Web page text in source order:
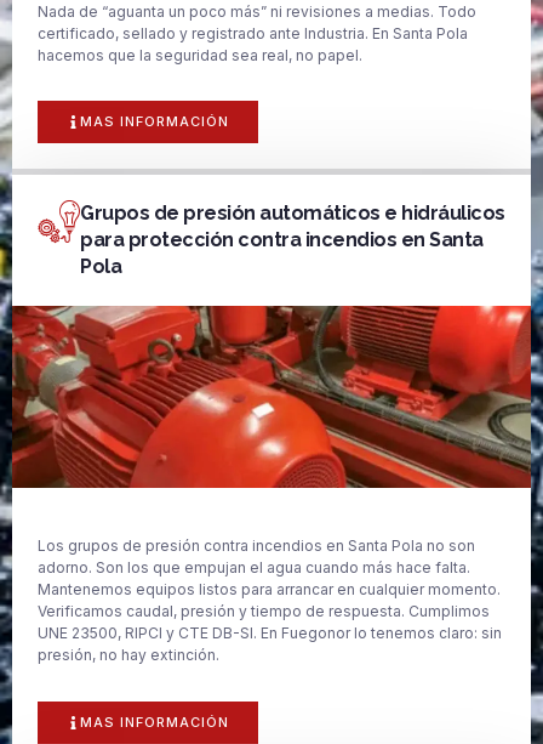
Nada de “aguanta un poco más” ni revisiones a medias. Todo
certificado, sellado y registrado ante Industria. En Santa Pola
hacemos que la seguridad sea real, no papel.
MAS INFORMACIÓN
Grupos de presión automáticos e hidráulicos
para protección contra incendios en Santa
Pola
Los grupos de presión contra incendios en Santa Pola no son
adorno. Son los que empujan el agua cuando más hace falta.
Mantenemos equipos listos para arrancar en cualquier momento.
Verificamos caudal, presión y tiempo de respuesta. Cumplimos
UNE 23500, RIPCI y CTE DB-SI. En Fuegonor lo tenemos claro: sin
presión, no hay extinción.
MAS INFORMACIÓN